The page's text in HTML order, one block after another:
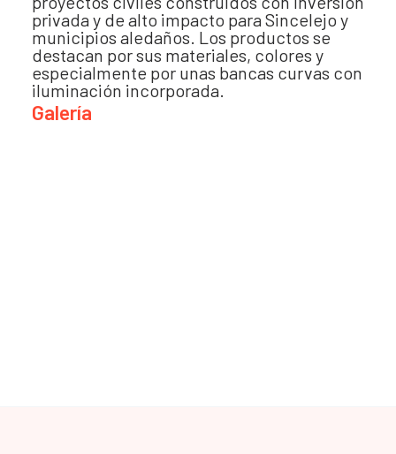
privada y de alto impacto para Sincelejo y
municipios aledaños. Los productos se
destacan por sus materiales, colores y
especialmente por unas bancas curvas con
iluminación incorporada.
Galería